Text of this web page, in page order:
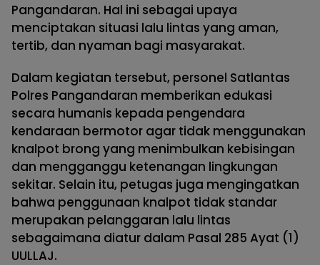
Pangandaran. Hal ini sebagai upaya
menciptakan situasi lalu lintas yang aman,
tertib, dan nyaman bagi masyarakat.
Dalam kegiatan tersebut, personel Satlantas
Polres Pangandaran memberikan edukasi
secara humanis kepada pengendara
kendaraan bermotor agar tidak menggunakan
knalpot brong yang menimbulkan kebisingan
dan mengganggu ketenangan lingkungan
sekitar. Selain itu, petugas juga mengingatkan
bahwa penggunaan knalpot tidak standar
merupakan pelanggaran lalu lintas
sebagaimana diatur dalam Pasal 285 Ayat (1)
UULLAJ.